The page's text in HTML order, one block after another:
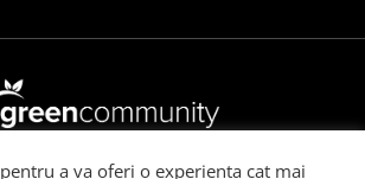
a va oferi o experienta cat mai